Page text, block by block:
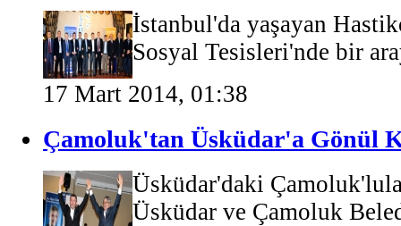
İstanbul'da yaşayan
Sosyal Tesisleri'nde bir
17 Mart 2014, 01:38
Çamoluk'tan Üsküdar'a Gönül
Üsküdar'daki
Üsküdar ve Çamoluk